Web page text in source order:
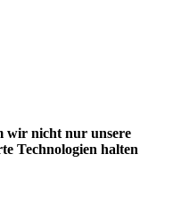
wir nicht nur unsere
Technologien halten